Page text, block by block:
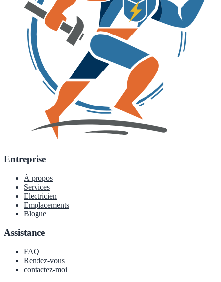
Entreprise
À propos
Services
Electricien
Emplacements
Blogue
Assistance
FAQ
Rendez-vous
contactez-moi